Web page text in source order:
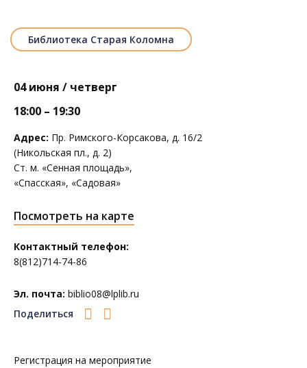
Библиотека Старая Коломна
04 июня / четверг
18:00 – 19:30
Адрес: Пр. Римского-Корсакова, д. 16/2
(Никольская пл., д. 2)
Ст. м. «Сенная площадь»,
«Спасская», «Садовая»
Посмотреть на карте
Контактный телефон:
8(812)714-74-86
Эл. почта: biblio08@lplib.ru
Поделиться
Регистрация на мероприятие